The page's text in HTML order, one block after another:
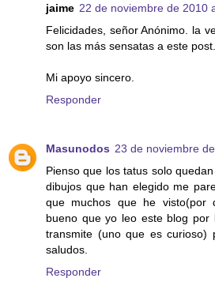
jaime 22 de noviembre de 2010
Felicidades, señor Anónimo. la
son las más sensatas a este post.
Mi apoyo sincero.
Responder
Masunodos 23 de noviembre
Pienso que los tatus solo
dibujos que han elegido me
que muchos que he visto(por
bueno que yo leo este blog
transmite (uno que es curioso)
saludos.
Responder